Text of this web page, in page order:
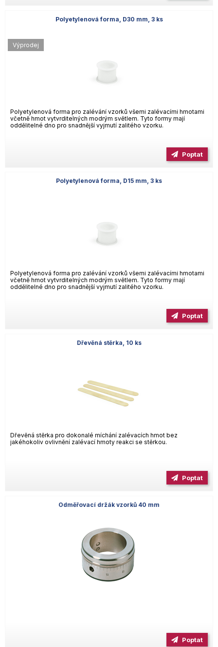
Polyetylenová forma, D30 mm, 3 ks
Polyetylenová forma pro zalévání vzorků všemi zalévacími hmotami
včetně hmot vytvrditelných modrým světlem. Tyto formy mají
oddělitelné dno pro snadnější vyjmutí zalitého vzorku.
Výprodej
Poptat
Polyetylenová forma, D15 mm, 3 ks
Polyetylenová forma pro zalévání vzorků všemi zalévacími hmotami
včetně hmot vytvrditelných modrým světlem. Tyto formy mají
oddělitelné dno pro snadnější vyjmutí zalitého vzorku.
Poptat
Dřevěná stěrka, 10 ks
Dřevěná stěrka pro dokonalé míchání zalévacích hmot bez
jakéhokoliv ovlivnění zalévací hmoty reakci se stěrkou.
Poptat
Odměřovací držák vzorků 40 mm
Poptat